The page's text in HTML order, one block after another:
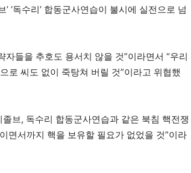
‘독수리’ 합동군사연습이 불시에 실전으로 넘
들을 추호도 용서치 않을 것”이라면서 “우리
로 씨도 없이 죽탕쳐 버릴 것”이라고 위협했
브, 독수리 합동군사연습과 같은 북침 핵전쟁
면서까지 핵을 보유할 필요가 없었을 것”이라